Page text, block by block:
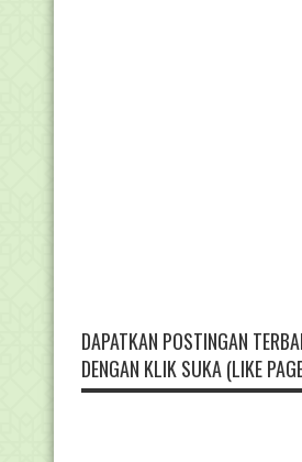
DAPATKAN POSTINGAN
DENGAN KLIK SUKA (LIKE